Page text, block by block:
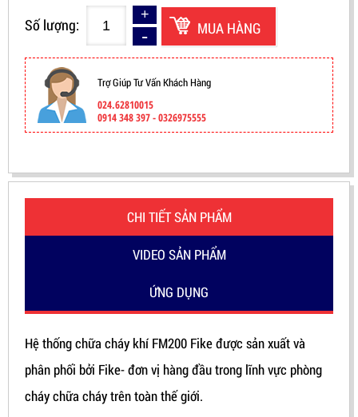
Số lượng:
MUA HÀNG
Trợ Giúp Tư Vấn Khách Hàng
024.62810015
0914 348 397 - 0326975555
CHI TIẾT SẢN PHẨM
VIDEO SẢN PHẨM
ỨNG DỤNG
Hệ thống chữa cháy khí FM200 Fike được sản xuất và
phân phối bởi Fike- đơn vị hàng đầu trong lĩnh vực phòng
cháy chữa cháy trên toàn thế giới.